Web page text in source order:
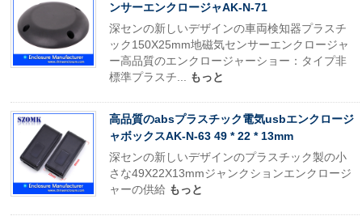
ンサーエンクロージャAK-N-71
深センの新しいデザインの車両検知器プラスチ
ック150X25mm地磁気センサーエンクロージャ
ー高品質のエンクロージャーショー：タイプ非
標準プラスチ...
もっと
高品質のabsプラスチック電気usbエンクロージ
ャボックスAK-N-63 49 * 22 * 13mm
深センの新しいデザインのプラスチック製の小
さな49X22X13mmジャンクションエンクロージ
ャーの供給 もっと